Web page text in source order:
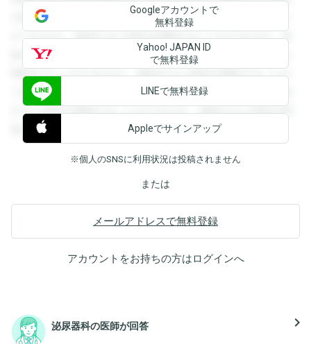
を閲覧することができます。登録すると回答を閲覧すること
ができます。登録すると回答を閲覧することができます。登
録すると回答を閲覧することができます。登録すると回答を
閲覧することができます。登録すると回答を閲覧することが
できます。登録すると回答を閲覧することができます。登録
すると回答を閲覧することができます。登録すると回答を閲
覧することができます。
Googleアカウントで
無料登録
Yahoo! JAPAN ID
で無料登録
LINEで無料登録
Appleでサインアップ
※個人のSNSに利用状況は投稿されません
または
メールアドレスで無料登録
アカウントをお持ちの方はログインへ
泌尿器科の医師が回答 navigate_next